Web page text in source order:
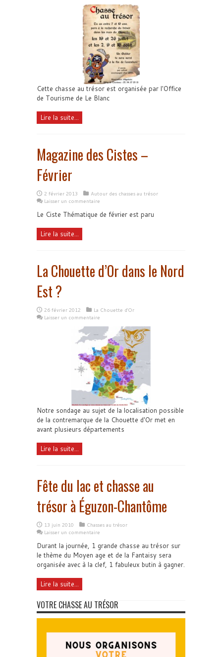
Cette chasse au trésor est organisée par l'Office
de Tourisme de Le Blanc
Lire la suite...
Magazine des Cistes –
Février
2 février 2013
Autour des chasses au trésor
Laisser un commentaire
Le Ciste Thématique de février est paru
Lire la suite...
La Chouette d’Or dans le Nord
Est ?
26 février 2012
La Chouette d'Or
Laisser un commentaire
Notre sondage au sujet de la localisation possible
de la contremarque de la Chouette d'Or met en
avant plusieurs départements
Lire la suite...
Fête du lac et chasse au
trésor à Éguzon-Chantôme
13 juin 2010
Chasses au trésor
Laisser un commentaire
Durant la journée, 1 grande chasse au trésor sur
le thème du Moyen age et de la Fantaisy sera
organisée avec à la clef, 1 fabuleux butin à gagner.
Lire la suite...
VOTRE CHASSE AU TRÉSOR